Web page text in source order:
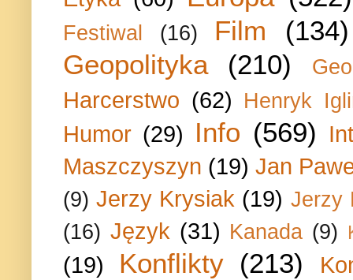
Festiwal (16) Film
(134)
Geopolityka
(210)
Harcerstwo (62) Henryk
Humor (29) Info (569)
Maszczyszyn (19) Jan
(9) Jerzy Krysiak (19) Jerzy
(16) Język (31) Kanada (9)
(19) Konflikty (213)